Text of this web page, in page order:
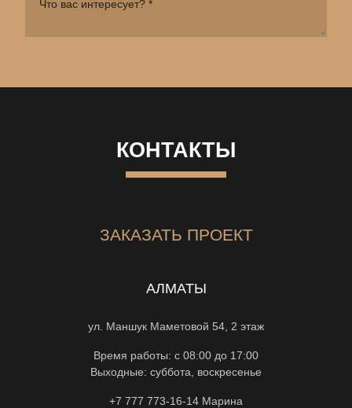
КОНТАКТЫ
ЗАКАЗАТЬ ПРОЕКТ
АЛМАТЫ
ул. Маншук Маметовой 54, 2 этаж
Время работы: с 08:00 до 17:00
Выходные: суббота, воскресенье
+7 777 773-16-14 Марина